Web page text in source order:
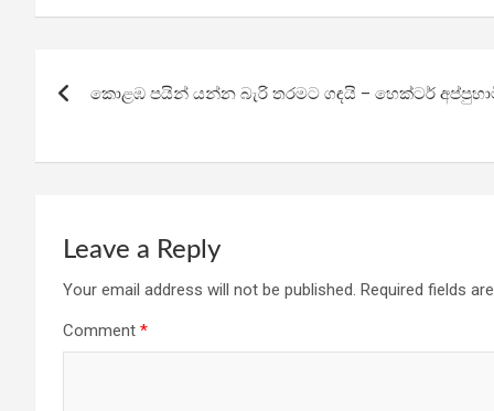
ce
o
k
tt at
A
p
e
a
ar
කොළඹ පයින් යන්න බැරි තරමට ගඳයි – හෙක්ටර්
Leave a Reply
Your email address will not be published. Required fields
Comment *